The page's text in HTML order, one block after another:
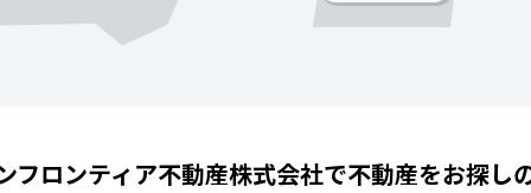
フロンティア不動産株式会社で不動産をお探し